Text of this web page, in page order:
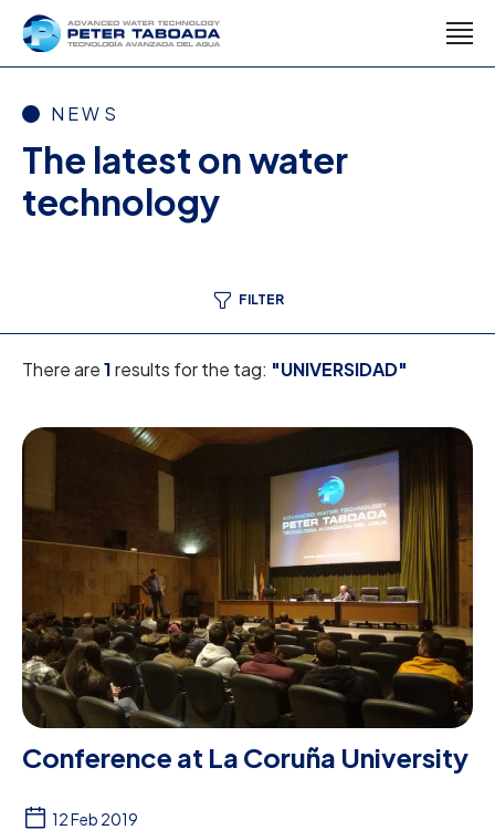
NEWS
The latest on water
technology
FILTER
There are1results for the tag: "UNIVERSIDAD"
Conference at La Coruña University
12 Feb 2019